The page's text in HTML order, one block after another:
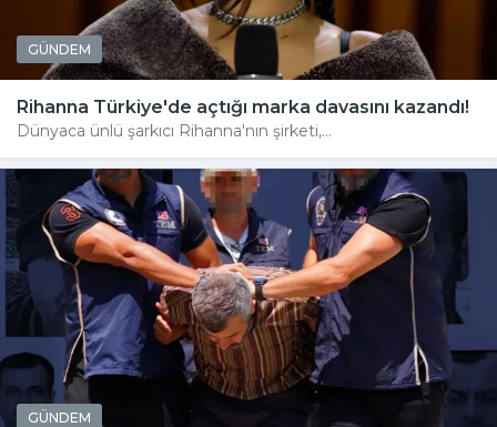
GÜNDEM
Rihanna Türkiye'de açtığı marka davasını kazandı!
Dünyaca ünlü şarkıcı Rihanna'nın şirketi,...
GÜNDEM